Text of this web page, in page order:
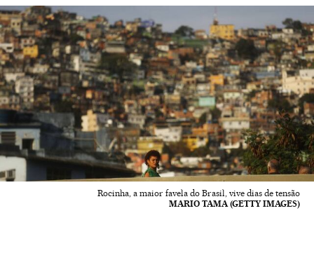
Rocinha, a maior favela do Brasil, vive dias de tensão
MARIO TAMA (GETTY IMAGES)